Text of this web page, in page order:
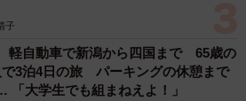
子
軽自動車で新潟から四国まで 65歳の
で3泊4日の旅 パーキングの休憩まで
「大学生でも組まねえよ！」